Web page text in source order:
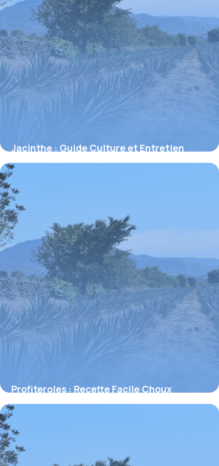
Jacinthe : Guide Culture et Entretien
Complet
Profiteroles : Recette Facile Choux
Parfaits